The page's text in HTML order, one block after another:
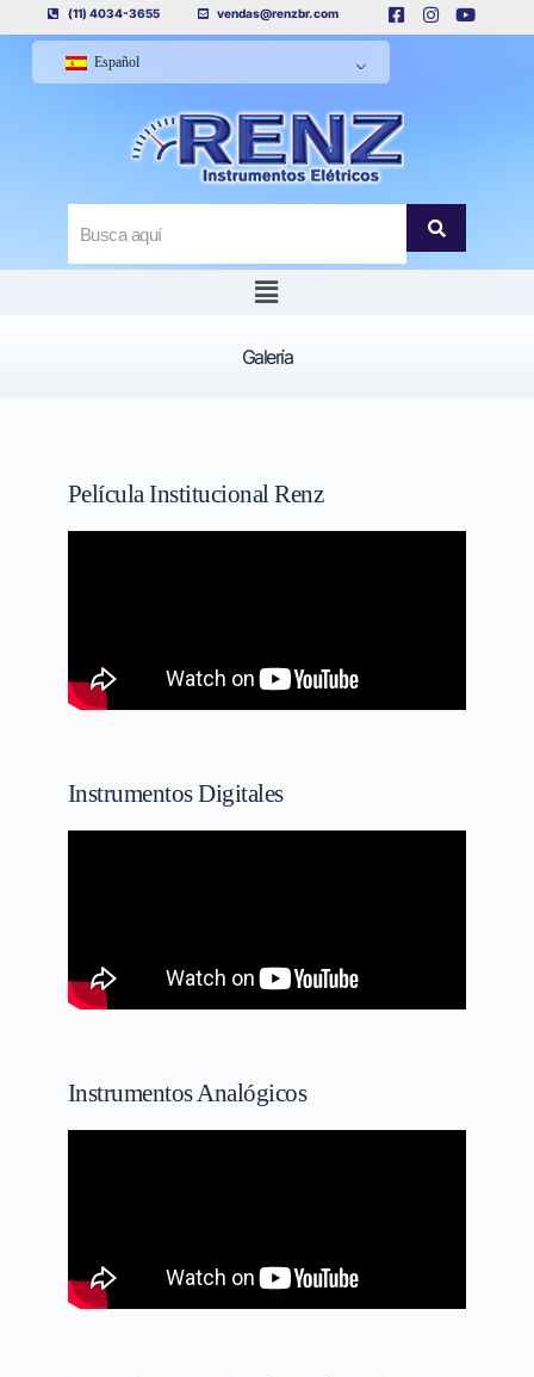
(11) 4034-3655 vendas@renzbr.com
Español
Galería
Película Institucional Renz
Instrumentos Digitales
Instrumentos Analógicos